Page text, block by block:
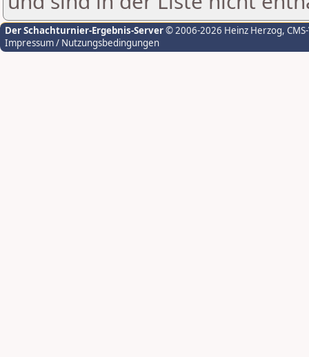
Der Schachturnier-Ergebnis-Server© 2006-2026 Heinz Herzog,
Impressum / Nutzungsbedingungen